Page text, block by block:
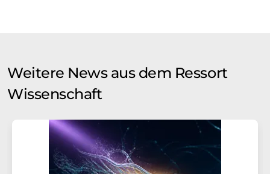
Weitere News aus dem Ressort
Wissenschaft